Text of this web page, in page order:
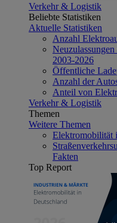
Verkehr & Logistik
Beliebte Statistiken
Aktuelle Statistiken
Anzahl
2003-2026
Öffentliche
Anzahl der
Anteil von
Verkehr & Logistik
Themen
Weitere Themen
Elektromobilität
Fakten
Top Report